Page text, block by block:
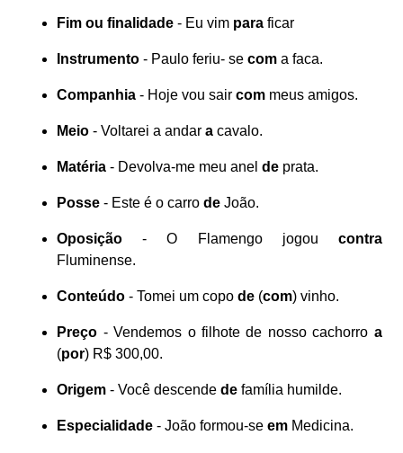
Fim ou finalidade - Eu vim para ficar
Instrumento - Paulo feriu- secom a faca.
Companhia - Hoje vou saircom meus amigos.
Meio - Voltarei a andara cavalo.
Matéria - Devolva-me meu anelde prata.
Posse - Este é o carrode João.
Oposição - O Flamengo jogou contra
Fluminense.
Conteúdo - Tomei um copode (com) vinho.
Preço - Vendemos o filhote de nosso cachorro a
(por) R$ 300,00.
Origem - Você descendede família humilde.
Especialidade - João formou-seem Medicina.